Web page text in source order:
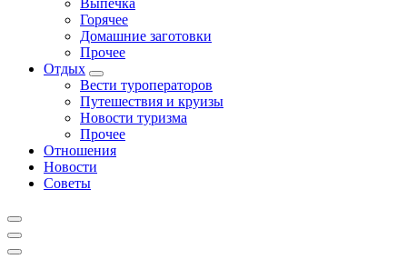
Выпечка
Горячее
Домашние заготовки
Прочее
Отдых
Вести туроператоров
Путешествия и круизы
Новости туризма
Прочее
Отношения
Новости
Советы